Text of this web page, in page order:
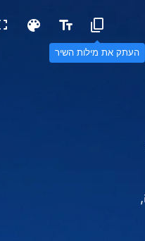
העתק את מילות השיר